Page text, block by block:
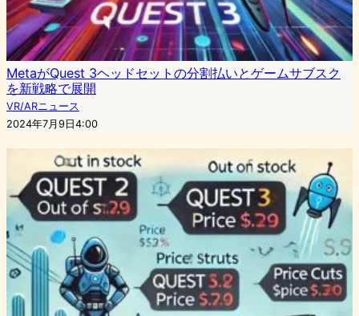
MetaがQuest 3ヘッドセットの分割払いとゲームサブスク
を新戦略で展開
VR/ARニュース
2024年7月9日4:00